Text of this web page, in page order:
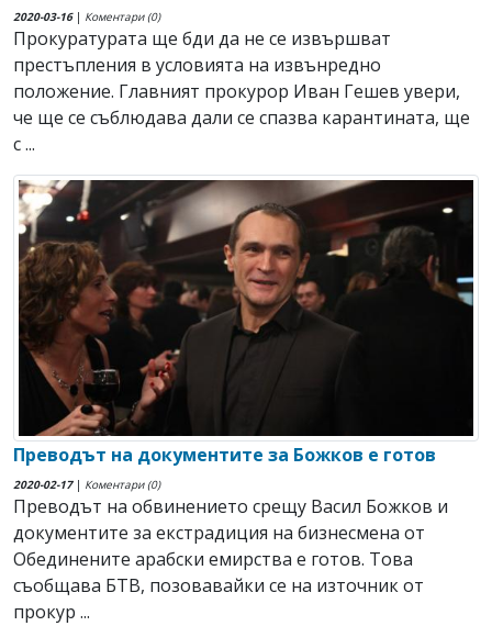
2020-03-16| Коментари (0)
Прокуратурата ще бди да не се извършват
престъпления в условията на извънредно
положение. Главният прокурор Иван Гешев увери,
че ще се съблюдава дали се спазва карантината, ще
с ...
Преводът на документите за Божков е готов
2020-02-17| Коментари (0)
Преводът на обвинението срещу Васил Божков и
документите за екстрадиция на бизнесмена от
Обединените арабски емирства е готов. Това
съобщава БТВ, позовавайки се на източник от
прокур ...